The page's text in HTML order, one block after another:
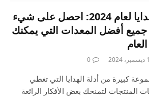
مجموعة دليل الهدايا لعام 2024: احصل على شيء
جميع أفضل المعدات التي يمكنك
0
كبيرة من أدلة الهدايا التي تغطي
لتمنحك بعض الأفكار الرائعة